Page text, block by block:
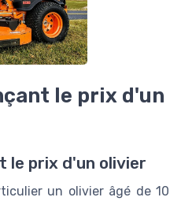
le prix d'un
le prix d'un olivier
un olivier âgé de 10